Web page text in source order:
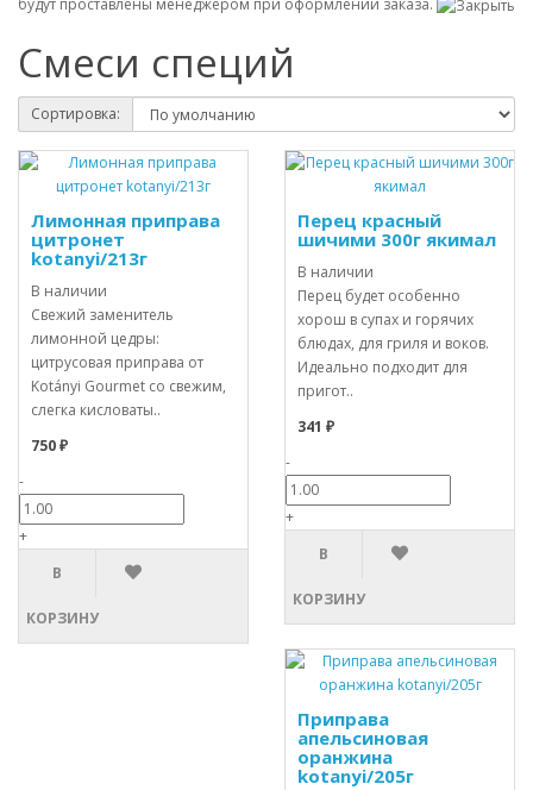
будут проставлены менеджером при оформлении заказа.
Смеси специй
Сортировка:
Лимонная приправа
цитронет
kotanyi/213г
В наличии
Свежий заменитель
лимонной цедры:
цитрусовая приправа от
Kotányi Gourmet со свежим,
слегка кисловаты..
750 ₽
-
+
В
КОРЗИНУ
Перец красный
шичими 300г якимал
В наличии
Перец будет особенно
хорош в супах и горячих
блюдах, для гриля и воков.
Идеально подходит для
пригот..
341 ₽
-
+
В
КОРЗИНУ
Приправа
апельсиновая
оранжина
kotanyi/205г